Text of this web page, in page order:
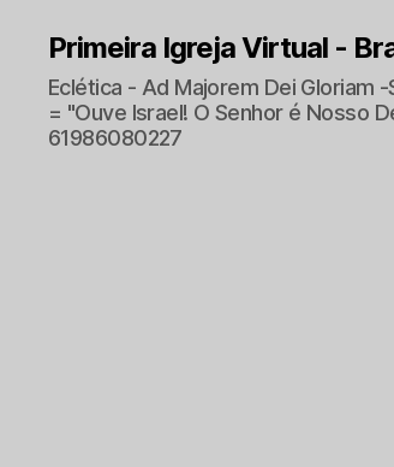
Primeira Igreja Virtual -
Eclética - Ad Majorem Dei Gloriam
= "Ouve Israel! O Senhor é Nosso
61986080227